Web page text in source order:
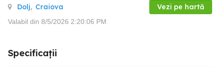
Dolj, Craiova Vezi pe hartă
Valabil din 8/5/2026 2:20:06 PM
Specificații